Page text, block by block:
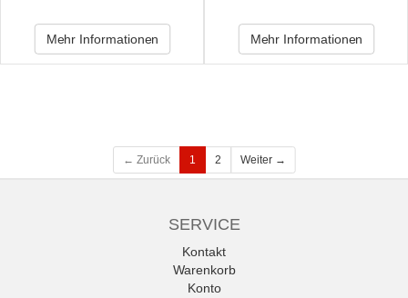
Mehr Informationen Mehr Informationen
← Zurück 1 2 Weiter →
SERVICE
Kontakt
Warenkorb
Konto